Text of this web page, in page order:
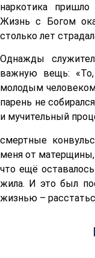
наркотика
Жизнь с Богом
столько лет
Однажды
важную вещь:
молодым
парень не
и мучительный
смертные
меня от матерщины,
что ещё
жила. И это был
жизнью –